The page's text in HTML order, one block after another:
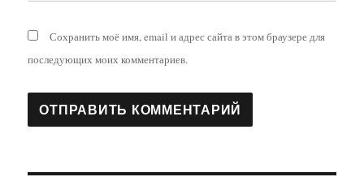
Сохранить моё имя, email и адрес сайта в этом браузере для
последующих моих комментариев.